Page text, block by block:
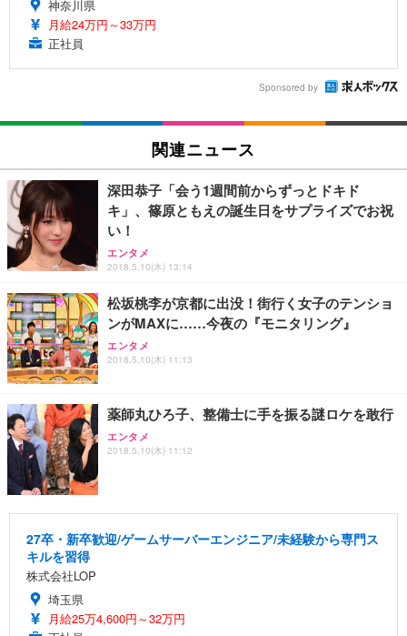
神奈川県
月給24万円～33万円
正社員
Sponsored by
関連ニュース
深田恭子「会う1週間前からずっとドキド
キ」、篠原ともえの誕生日をサプライズでお祝
い！
エンタメ
2018.5.10(木) 13:14
松坂桃李が京都に出没！街行く女子のテンショ
ンがMAXに……今夜の『モニタリング』
エンタメ
2018.5.10(木) 11:13
薬師丸ひろ子、整備士に手を振る謎ロケを敢行
エンタメ
2018.5.10(木) 11:12
27卒・新卒歓迎/ゲームサーバーエンジニア/未経験から専門ス
キルを習得
株式会社LOP
埼玉県
月給25万4,600円～32万円